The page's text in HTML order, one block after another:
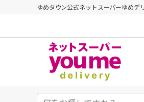
ゆめタウン公式ネットスーパーゆめデ